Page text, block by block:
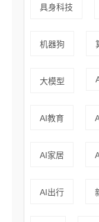
具身科技
机器狗
大模型
AI教育
AI家居
AI出行